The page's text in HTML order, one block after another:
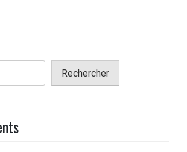
Rechercher